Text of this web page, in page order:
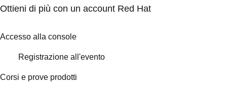
Ottieni di più con un account Red Hat
Accesso alla console
Registrazione all'evento
Corsi e prove prodotti